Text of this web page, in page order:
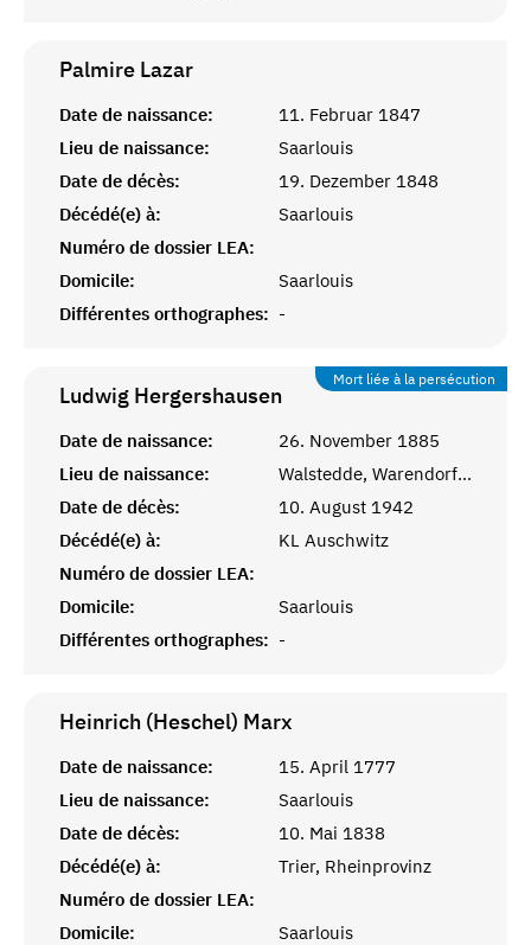
Palmire Lazar
Date de naissance:
11. Februar 1847
Lieu de naissance:
Saarlouis
Date de décès:
19. Dezember 1848
Décédé(e) à:
Saarlouis
Numéro de dossier LEA:
Domicile:
Saarlouis
Différentes orthographes: -
Mort liée à la persécution
Ludwig Hergershausen
Date de naissance:
26. November 1885
Lieu de naissance:
Walstedde, Warendorf, Westfalen
Date de décès:
10. August 1942
Décédé(e) à:
KL Auschwitz
Numéro de dossier LEA:
Domicile:
Saarlouis
Différentes orthographes: -
Heinrich (Heschel) Marx
Date de naissance:
15. April 1777
Lieu de naissance:
Saarlouis
Date de décès:
10. Mai 1838
Décédé(e) à:
Trier, Rheinprovinz
Numéro de dossier LEA:
Domicile:
Saarlouis